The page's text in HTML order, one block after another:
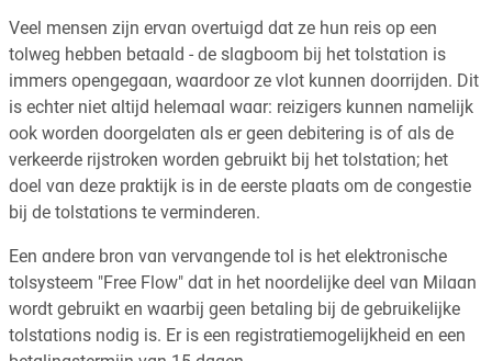
Veel mensen zijn ervan overtuigd dat ze hun reis op een
tolweg hebben betaald - de slagboom bij het tolstation is
immers opengegaan, waardoor ze vlot kunnen doorrijden. Dit
is echter niet altijd helemaal waar: reizigers kunnen namelijk
ook worden doorgelaten als er geen debitering is of als de
verkeerde rijstroken worden gebruikt bij het tolstation; het
doel van deze praktijk is in de eerste plaats om de congestie
bij de tolstations te verminderen.
Een andere bron van vervangende tol is het elektronische
tolsysteem "Free Flow" dat in het noordelijke deel van Milaan
wordt gebruikt en waarbij geen betaling bij de gebruikelijke
tolstations nodig is. Er is een registratiemogelijkheid en een